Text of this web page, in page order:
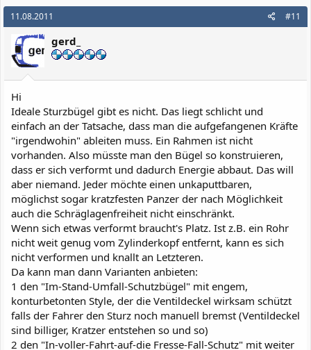
11.08.2011 #11
gerd_
Hi
Ideale Sturzbügel gibt es nicht. Das liegt schlicht und
einfach an der Tatsache, dass man die aufgefangenen Kräfte
"irgendwohin" ableiten muss. Ein Rahmen ist nicht
vorhanden. Also müsste man den Bügel so konstruieren,
dass er sich verformt und dadurch Energie abbaut. Das will
aber niemand. Jeder möchte einen unkaputtbaren,
möglichst sogar kratzfesten Panzer der nach Möglichkeit
auch die Schräglagenfreiheit nicht einschränkt.
Wenn sich etwas verformt braucht's Platz. Ist z.B. ein Rohr
nicht weit genug vom Zylinderkopf entfernt, kann es sich
nicht verformen und knallt an Letzteren.
Da kann man dann Varianten anbieten:
1 den "Im-Stand-Umfall-Schutzbügel" mit engem,
konturbetonten Style, der die Ventildeckel wirksam schützt
falls der Fahrer den Sturz noch manuell bremst (Ventildeckel
sind billiger, Kratzer entstehen so und so)
2 den "In-voller-Fahrt-auf-die Fresse-Fall-Schutz" mit weiter